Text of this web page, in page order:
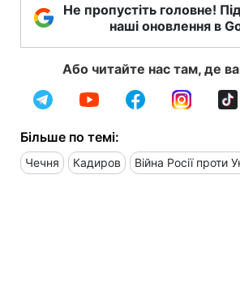
Не пропустіть головне!
наші оновлення в
Або читайте нас там, де
Більше по темі:
Чечня Кадиров Війна Росії проти